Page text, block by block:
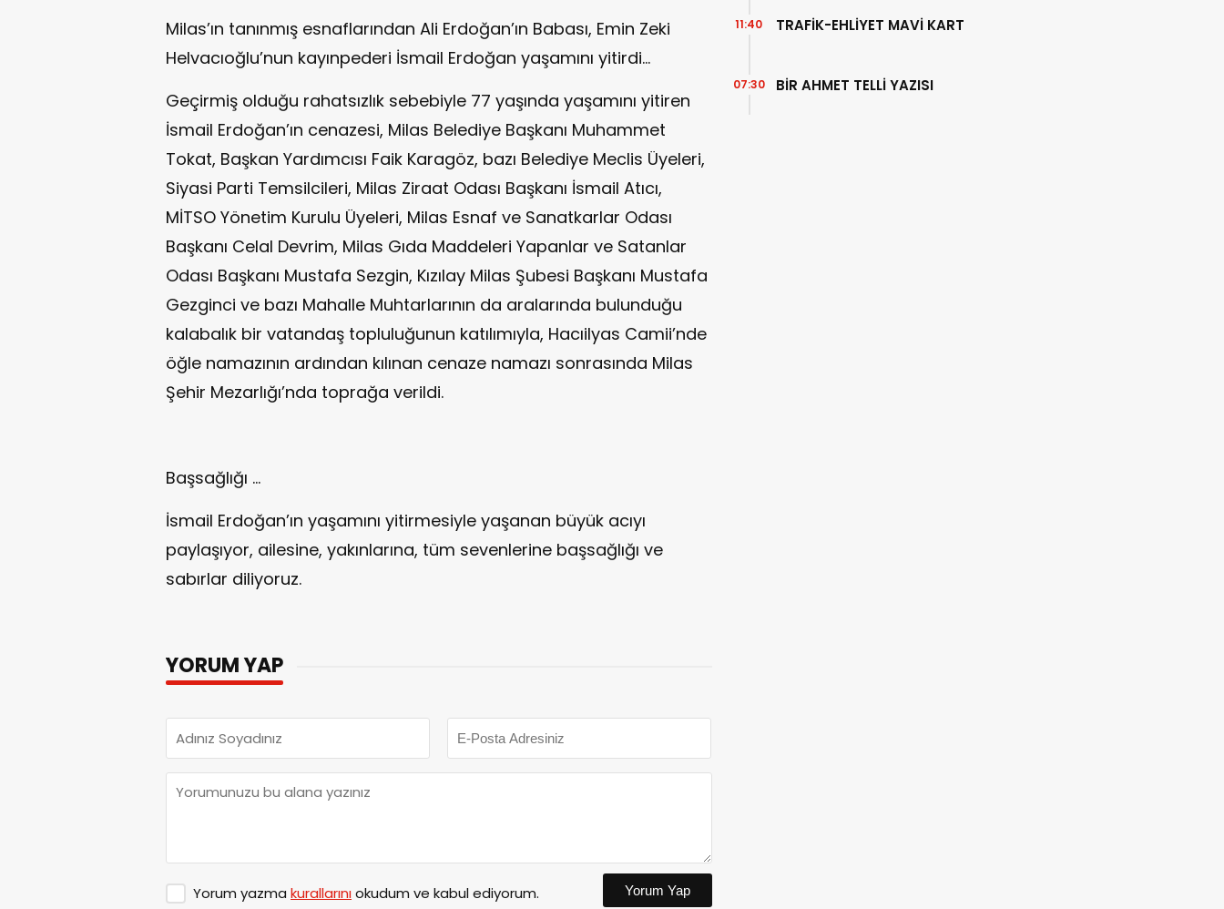
Milas’ın tanınmış esnaflarından Ali Erdoğan’ın Babası, Emin Zeki
Helvacıoğlu’nun kayınpederi İsmail Erdoğan yaşamını yitirdi…
Geçirmiş olduğu rahatsızlık sebebiyle 77 yaşında yaşamını yitiren
İsmail Erdoğan’ın cenazesi, Milas Belediye Başkanı Muhammet
Tokat, Başkan Yardımcısı Faik Karagöz, bazı Belediye Meclis Üyeleri,
Siyasi Parti Temsilcileri, Milas Ziraat Odası Başkanı İsmail Atıcı,
MİTSO Yönetim Kurulu Üyeleri, Milas Esnaf ve Sanatkarlar Odası
Başkanı Celal Devrim, Milas Gıda Maddeleri Yapanlar ve Satanlar
Odası Başkanı Mustafa Sezgin, Kızılay Milas Şubesi Başkanı Mustafa
Gezginci ve bazı Mahalle Muhtarlarının da aralarında bulunduğu
kalabalık bir vatandaş topluluğunun katılımıyla, Hacıilyas Camii’nde
öğle namazının ardından kılınan cenaze namazı sonrasında Milas
Şehir Mezarlığı’nda toprağa verildi.
Başsağlığı …
İsmail Erdoğan’ın yaşamını yitirmesiyle yaşanan büyük acıyı
paylaşıyor, ailesine, yakınlarına, tüm sevenlerine başsağlığı ve
sabırlar diliyoruz.
YORUM YAP
Yorum yazma kurallarınıokudum ve kabul ediyorum. Yorum Yap
TRAFİK-EHLİYET MAVİ KART
11:40
BİR AHMET TELLİ YAZISI
07:30